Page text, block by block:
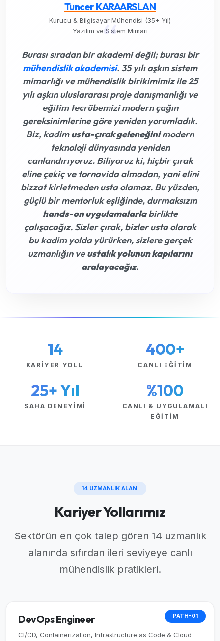
Tuncer KARAARSLAN
Kurucu & Bilgisayar Mühendisi (35+ Yıl)
Yazılım ve Sistem Mimarı
“
Burası sıradan bir akademi değil; burası bir
mühendislik akademisi. 35 yılı aşkın sistem
mimarlığı ve mühendislik birikimimiz ile 25
yılı aşkın uluslararası proje danışmanlığı ve
eğitim tecrübemizi modern çağın
gereksinimlerine göre yeniden yorumladık.
Biz, kadimusta-çırak geleneğinimodern
teknoloji dünyasında yeniden
canlandırıyoruz. Biliyoruz ki, hiçbir çırak
eline çekiç ve tornavida almadan, yani elini
bizzat kirletmeden usta olamaz. Bu yüzden,
güçlü bir mentorluk eşliğinde, durmaksızın
hands-on uygulamalarlabirlikte
çalışacağız. Sizler çırak, bizler usta olarak
bu kadim yolda yürürken, sizlere gerçek
uzmanlığın veustalık yolunun kapılarını
aralayacağız.
14
KARIYER YOLU
400+
CANLI EĞITIM
25+ Yıl
SAHA DENEYIMI
%100
CANLI & UYGULAMALI
EĞITIM
14 UZMANLIK ALANI
Kariyer Yollarımız
Sektörün en çok talep gören 14 uzmanlık
alanında sıfırdan ileri seviyeye canlı
mühendislik pratikleri.
PATH-01
DevOps Engineer
CI/CD, Containerization, Infrastructure as Code & Cloud